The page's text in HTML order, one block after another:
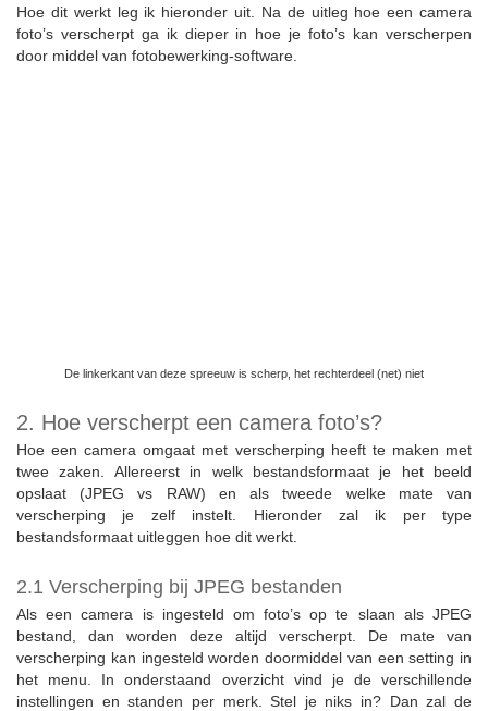
Hoe dit werkt leg ik hieronder uit. Na de uitleg hoe een camera
foto’s verscherpt ga ik dieper in hoe je foto’s kan verscherpen
door middel van fotobewerking-software.
De linkerkant van deze spreeuw is scherp, het rechterdeel (net) niet
2. Hoe verscherpt een camera foto’s?
Hoe een camera omgaat met verscherping heeft te maken met
twee zaken. Allereerst in welk bestandsformaat je het beeld
opslaat (JPEG vs RAW) en als tweede welke mate van
verscherping je zelf instelt. Hieronder zal ik per type
bestandsformaat uitleggen hoe dit werkt.
2.1 Verscherping bij JPEG bestanden
Als een camera is ingesteld om foto’s op te slaan als JPEG
bestand, dan worden deze altijd verscherpt. De mate van
verscherping kan ingesteld worden doormiddel van een setting in
het menu. In onderstaand overzicht vind je de verschillende
instellingen en standen per merk. Stel je niks in? Dan zal de